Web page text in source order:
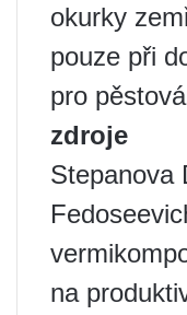
okurky
pouze při
pro
zdroje
Stepanova
na